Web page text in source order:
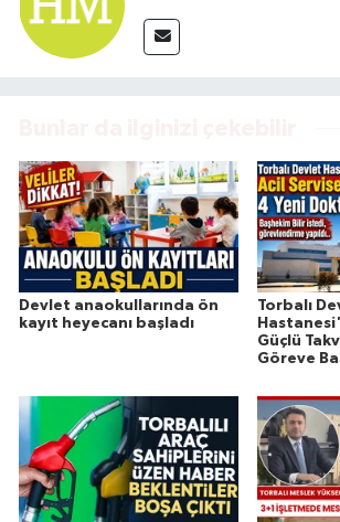
Devlet anaokullarında ön
kayıt heyecanı başladı
Torbalı
Güçlü
Göreve